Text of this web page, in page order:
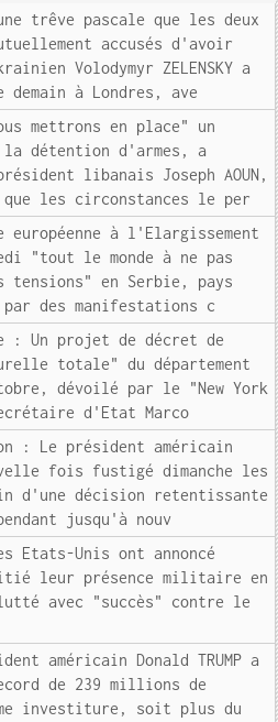
trêve pascale que les deux
accusés d'avoir
Volodymyr ZELENSKY a
à Londres, ave
mettrons en place" un
détention d'armes, a
libanais Joseph AOUN,
les circonstances le per
européenne à l'Elargissement
"tout le monde à ne pas
tensions" en Serbie, pays
par des manifestations c
: Un projet de décret de
totale" du département
dévoilé par le "New York
d'Etat Marco
: Le président américain
fois fustigé dimanche les
d'une décision retentissante
jusqu'à nouv
Etats-Unis ont annoncé
leur présence militaire en
avec "succès" contre le
américain Donald TRUMP a
de 239 millions de
investiture, soit plus du